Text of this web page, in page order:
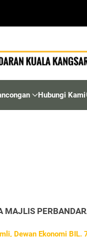
Hubungi Kami
MAJLIS
Dewan Ekonomi BIL.